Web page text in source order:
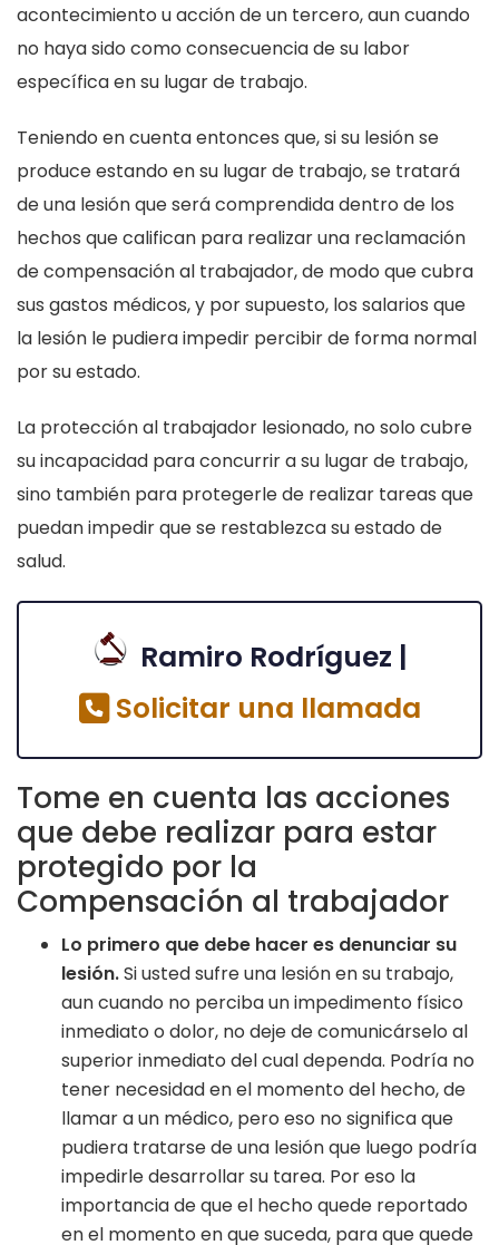
acontecimiento u acción de un tercero, aun cuando
no haya sido como consecuencia de su labor
específica en su lugar de trabajo.
Teniendo en cuenta entonces que, si su lesión se
produce estando en su lugar de trabajo, se tratará
de una lesión que será comprendida dentro de los
hechos que califican para realizar una reclamación
de compensación al trabajador, de modo que cubra
sus gastos médicos, y por supuesto, los salarios que
la lesión le pudiera impedir percibir de forma normal
por su estado.
La protección al trabajador lesionado, no solo cubre
su incapacidad para concurrir a su lugar de trabajo,
sino también para protegerle de realizar tareas que
puedan impedir que se restablezca su estado de
salud.
Ramiro Rodríguez |
Solicitar una llamada
Tome en cuenta las acciones
que debe realizar para estar
protegido por la
Compensación al trabajador
Lo primero que debe hacer es denunciar su
lesión.Si usted sufre una lesión en su trabajo,
aun cuando no perciba un impedimento físico
inmediato o dolor, no deje de comunicárselo al
superior inmediato del cual dependa. Podría no
tener necesidad en el momento del hecho, de
llamar a un médico, pero eso no significa que
pudiera tratarse de una lesión que luego podría
impedirle desarrollar su tarea. Por eso la
importancia de que el hecho quede reportado
en el momento en que suceda, para que quede